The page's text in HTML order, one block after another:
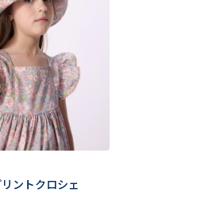
ントクロシェ